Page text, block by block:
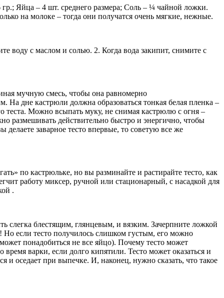
Яйца – 4 шт. среднего размера; Соль – ¼ чайной ложки.
на молоке – тогда они получатся очень мягкие, нежные.
воду с маслом и солью. 2. Когда вода закипит, снимите с
мучную смесь, чтобы она равномерно
На дне кастрюли должна образоваться тонкая белая пленка –
теста. Можно всыпать муку, не снимая кастрюлю с огня –
размешивать действительно быстро и энергично, чтобы
заварное тесто впервые, то советую все же
по кастрюльке, но вы разминайте и растирайте тесто, как
работу миксер, ручной или стационарный, с насадкой для
.
слегка блестящим, глянцевым, и вязким. Зачерпните ложкой
если тесто получилось слишком густым, его можно
понадобиться не все яйцо). Почему тесто может
варки, если долго кипятили. Тесто может оказаться и
и оседает при выпечке. И, наконец, нужно сказать, что такое